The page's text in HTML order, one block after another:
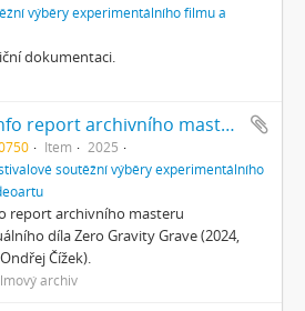
výběry experimentálního filmu a
dokumentaci.
MediaInfo report archivního masteru
Item
2025
soutěžní výběry experimentálního
report archivního masteru
díla Zero Gravity Grave (2024,
Čížek).
archiv